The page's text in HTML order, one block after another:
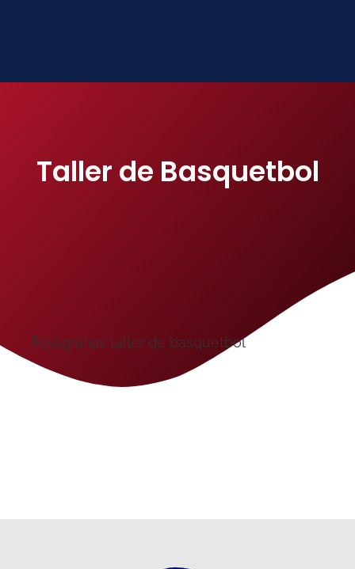
Taller de Basquetbol
Fotografías taller de basquetbol